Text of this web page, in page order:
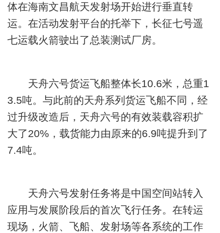
体在海南文昌航天发射场开始进行垂直转
运。在活动发射平台的托举下，长征七号遥
七运载火箭驶出了总装测试厂房。
天舟六号货运飞船整体长10.6米，总重1
3.5吨。与此前的天舟系列货运飞船不同，经
过升级改造后，天舟六号的有效装载容积扩
大了20%，载货能力由原来的6.9吨提升到了
7.4吨。
天舟六号发射任务将是中国空间站转入
应用与发展阶段后的首次飞行任务。在转运
现场，火箭、飞船、发射场等各系统的工作